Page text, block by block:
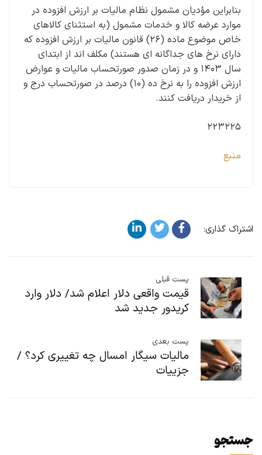
بنابراین مؤدیان مشمول نظام مالیات بر ارزش افزوده در
موارد عرضه کالا و خدمات مشمول (به استثنای کالاهای
خاص موضوع ماده (۲۶) قانون مالیات بر ارزش افزوده که
دارای نرخ های جداگانه ای هستند) مکلف اند از ابتدای
سال ۱۴۰۳ و در زمان صدور صورتحساب مالیات و عوارض
ارزش افزوده را به نرخ ده (۱۰) درصد در صورتحساب درج و
از خریدار دریافت کنند.
۲۲۳۲۲۵
منبع
اشتراک گذاری:
پست قبلی
قیمت واقعی دلار اعلام شد/ دلار وارد
کریدور جدید شد
پست بعدی
مالیات سیگار امسال چه تغییری کرد؟ /
جزییات
جستجو